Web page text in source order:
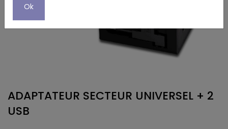
ADAPTATEUR SECTEUR UNIVERSEL + 2
USB
Ok